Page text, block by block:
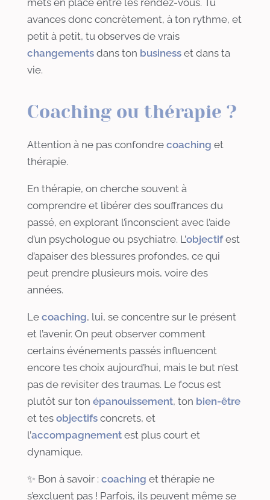
avances donc concrètement, à ton rythme, et
petit à petit, tu observes de vrais
changements dans ton business et dans ta
vie.
Coaching ou thérapie ?
Attention à ne pas confondre coaching et
thérapie.
En thérapie, on cherche souvent à
comprendre et libérer des souffrances du
passé, en explorant l’inconscient avec l’aide
d’un psychologue ou psychiatre. L’objectifest
d’apaiser des blessures profondes, ce qui
peut prendre plusieurs mois, voire des
années.
Le coaching, lui, se concentre sur le présent
et l’avenir. On peut observer comment
certains événements passés influencent
encore tes choix aujourd’hui, mais le but n’est
pas de revisiter des traumas. Le focus est
plutôt sur ton épanouissement, ton bien-être
et tes objectifs concrets, et
l’accompagnement est plus court et
dynamique.
✨ Bon à savoir : coaching et thérapie ne
s’excluent pas ! Parfois, ils peuvent même se